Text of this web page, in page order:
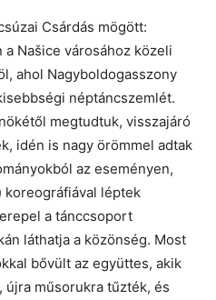
Csárdás mögött:
Našice városához közeli
ahol Nagyboldogasszony
néptáncszemlét.
megtudtuk, visszajáró
idén is nagy örömmel adtak
az eseményen,
koreográfiával léptek
a tánccsoport
láthatja a közönség. Most
bővült az együttes, akik
újra műsorukra tűzték, és